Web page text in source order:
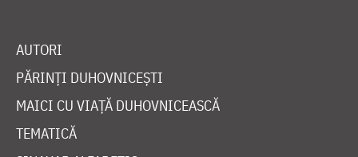
AUTORI
PĂRINȚI DUHOVNICEȘTI
MAICI CU VIAȚĂ DUHOVNICEASCĂ
TEMATICĂ